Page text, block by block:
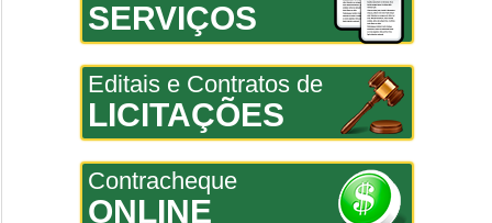
SERVIÇOS
Editais e Contratos de
LICITAÇÕES
Contracheque
ONLINE